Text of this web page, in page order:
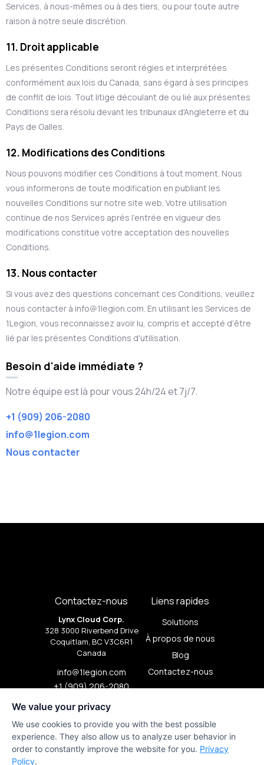
Services, à nous-mêmes ou à des tiers, ou pour toute autre
raison à notre seule discrétion.
11. Droit applicable
Les présentes Conditions seront régies et interprétées
conformément aux lois du Canada, sans égard à ses principes
de conflit de lois. Tout litige découlant de ou lié aux présentes
Conditions sera résolu devant les tribunaux d'Angleterre et du
Pays de Galles.
12. Modifications des Conditions
Nous pouvons modifier ces Conditions à tout moment. Nous
vous informerons de toute modification en publiant les
nouvelles Conditions sur notre site web. Votre utilisation
continue de nos Services après l'entrée en vigueur des
modifications constitue votre acceptation des nouvelles
Conditions.
13. Nous contacter
Si vous avez des questions concernant ces Conditions, veuillez
nous contacter à info@1legion.com. En utilisant les Services de
1Legion, vous reconnaissez avoir lu, compris et accepté d'être
lié par les présentes Conditions d'utilisation.
Besoin d'aide immédiate ?
Notre équipe est là pour vous 24h/24 et 7j/7.
+1 (909) 206-2080
info@1legion.com
Nous contacter
Contactez-nous
Lynx Cloud Corp.
328 3000 Riverbend Drive
Coquitlam, BC V3C6R1
Canada
info@1legion.com
+1 (909) 206-2080
Liens rapides
Solutions
À propos de nous
Blog
Contactez-nous
À la une
Serveurs GPU Bare Metal
Conditions d'utilisation
1Legion Privacy
We value your privacy
We use cookies to provide you with the best possible
experience. They also allow us to analyze user behavior in
order to constantly improve the website for you. Privacy
Policy.